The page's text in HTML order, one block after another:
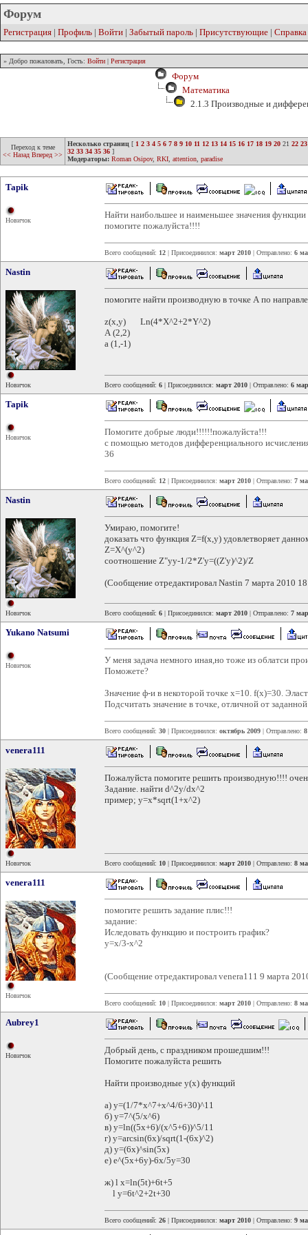
Форум
Регистрация | Профиль | Войти | Забытый пароль | Присутствующие | Справка
» Добро пожаловать, Гость: Войти | Регистрация
Форум
Математика
2.1.3 Производные и
Переход к теме
<< Назад Вперед >>
Несколько страниц [ 1 2 3 4 5 6 7 8 9 10 11 12 13 14 15 16 17 18 19 20 21 22 23
32 33 34 35 36 ]
Модераторы: Roman Osipov, RKI attention paradise
Tapik
Новичок
Найти наибольшее и наименьшее значения
помогите пожалуйста!!!!
Всего сообщений: 12 | Присоединился: март 2010 | Отправлено: 6
Nastin
Новичок
помогите найти производную в точке А по
z(x,y) Ln(4*X^2+2*Y^2)
А (2,2)
а (1,-1)
Всего сообщений: 6 | Присоединился: март 2010 | Отправлено: 6
Tapik
Новичок
Помогите добрые люди!!!!!!пожалуйста!!!
с помощью методов дифференциального
36
Всего сообщений: 12 | Присоединился: март 2010 | Отправлено: 7
Nastin
Новичок
Умираю, помогите!
доказать что функция Z=f(x,y) удовлетворяет
Z=X^(y^2)
соотношение Z"yy-1/2*Z'y=((Z'y)^2)/Z
(Сообщение отредактировал Nastin 7 марта 2010
Всего сообщений: 6 | Присоединился: март 2010 | Отправлено: 7
Yukano Natsumi
Новичок
У меня задача немного иная,но тоже из облатси
Поможете?
Значение ф-и в некоторой точке х=10. f(х)=30.
Подсчитать значение в точке, отличной от
Всего сообщений: 30 | Присоединился: октябрь 2009 | Отправлено:
venera111
Новичок
Пожалуйста помогите решить производную!!!!
Задание. найти d^2y/dx^2
пример; y=x*sqrt(1+x^2)
Всего сообщений: 10 | Присоединился: март 2010 | Отправлено: 8
venera111
Новичок
помогите решить задание плис!!!
задание:
Иследовать функцию и построить график?
y=x/3-x^2
(Сообщение отредактировал venera111 9 марта
Всего сообщений: 10 | Присоединился: март 2010 | Отправлено: 8
Aubrey1
Новичок
Добрый день, с праздником прошедшим!!!
Помогите пожалуйста решить
Найти производные у(х) функций
а) y=(1/7*x^7+x^4/6+30)^11
б) y=7^(5/x^6)
в) y=ln((5x+6)/(x^5+6))^5/11
г) y=arcsin(6x)/sqrt(1-(6x)^2)
д) y=(6x)^sin(5x)
е) e^(5x+6y)-6x/5y=30
ж) l x=ln(5t)+6t+5
l y=6t^2+2t+30
Всего сообщений: 26 | Присоединился: март 2010 | Отправлено: 9